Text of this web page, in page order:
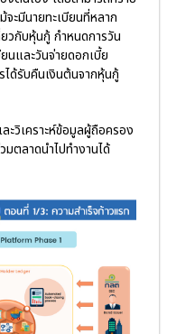
ะมีนายทะเบียนที่หลาก
วกับหุ้นกู้ กำหนดการวัน
นและวันจ่ายดอกเบี้ย
ได้รับคืนเงินต้นจากหุ้นกู้
ะวิเคราะห์ข้อมูลผู้ถือครอง
มตลาดนำไปทำงานได้